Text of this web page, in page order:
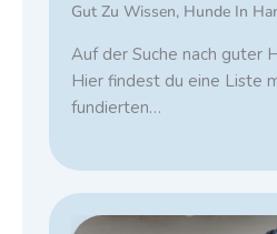
Gut Zu Wissen, Hunde In
Auf der Suche nach guter
Hier findest du eine Liste
fundierten…